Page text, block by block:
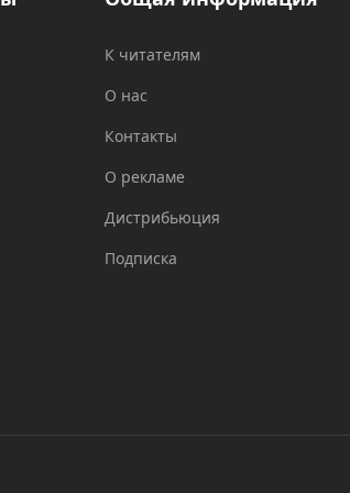
К читателям
О нас
Контакты
О рекламе
Дистрибьюция
Подписка